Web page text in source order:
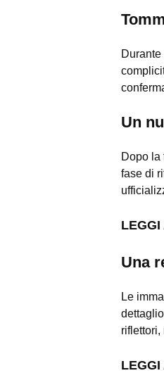
Un
Dopo
fase di
LEGGI
Una
Le
LEGGI